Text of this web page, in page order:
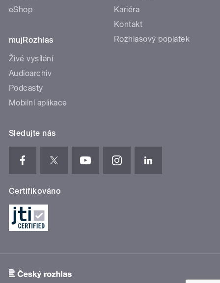
eShop
mujRozhlas
Živé vysílání
Audioarchiv
Podcasty
Mobilní aplikace
Kariéra
Kontakt
Rozhlasový poplatek
Sledujte nás
Certifikováno